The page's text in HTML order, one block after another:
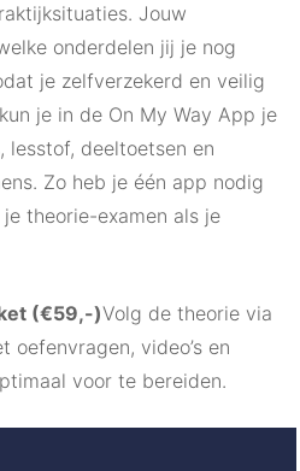
Jouw
onderdelen jij je nog
je zelfverzekerd en veilig
je in de On My Way App je
lesstof, deeltoetsen en
Zo heb je één app nodig
theorie-examen als je
(€59,-)Volg de theorie via
oefenvragen, video’s en
voor te bereiden.